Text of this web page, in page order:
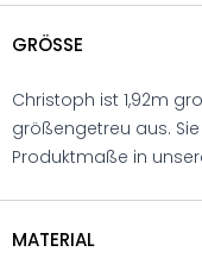
GRÖSSE
Christoph ist 1,92m
größengetreu aus.
Produktmaße in
MATERIAL